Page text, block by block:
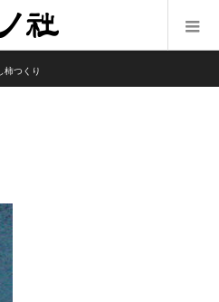
柿つくり